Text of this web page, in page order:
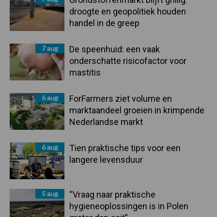
droogte en geopolitiek houden
handel in de greep
7 aug
De speenhuid: een vaak
onderschatte risicofactor voor
mastitis
6 aug
ForFarmers ziet volume en
marktaandeel groeien in krimpende
Nederlandse markt
6 aug
Tien praktische tips voor een
langere levensduur
5 aug
“Vraag naar praktische
hygieneoplossingen is in Polen